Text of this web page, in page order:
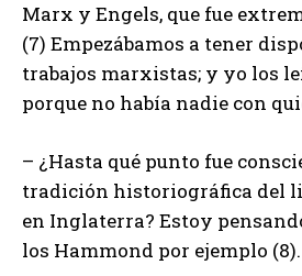
Marx y Engels, que fue
(7) Empezábamos a tener
trabajos marxistas; y yo los
porque no había nadie con
– ¿Hasta qué punto fue
tradición historiográfica del
en Inglaterra? Estoy
los Hammond por ejemplo (8).